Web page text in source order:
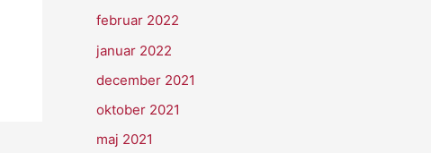
februar 2022
januar 2022
december 2021
oktober 2021
maj 2021